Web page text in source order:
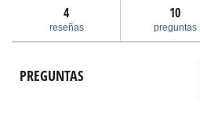
de
de
llevará
a
respuestas
4
reseñas
10
preguntas
PREGUNTAS